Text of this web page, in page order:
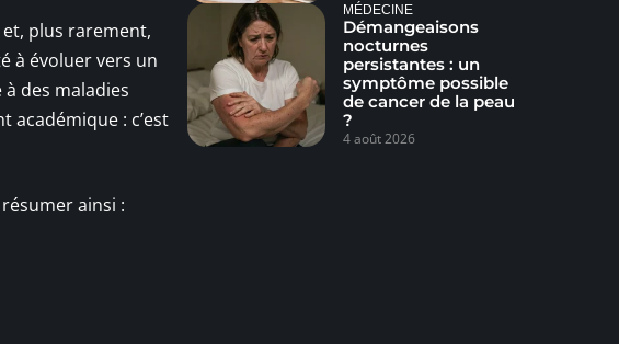
et, plus rarement,
à évoluer vers un
des maladies
académique : c’est
ainsi :
MÉDECINE
Démangeaisons
nocturnes
persistantes : un
symptôme possible
de cancer de la peau
?
4 août 2026